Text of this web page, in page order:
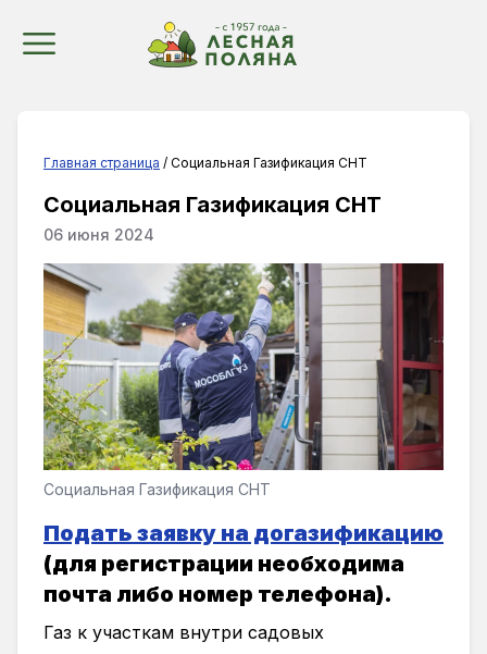
Главная страница / Социальная Газификация СНТ
Социальная Газификация СНТ
06 июня 2024
Социальная Газификация СНТ
Подать заявку на догазификацию
(для регистрации необходима
почта либо номер телефона).
Газ к участкам внутри садовых